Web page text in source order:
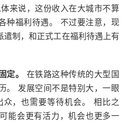
来说，这份收入在大城市不算
种福利待遇。 不过要注意，现
制，和正式工在福利待遇上有
定。
在铁路这种传统的大型国
。 发展空间不是特别大，一眼
，也需要等待机会。 相比之
能会更有活力，机会也更多一